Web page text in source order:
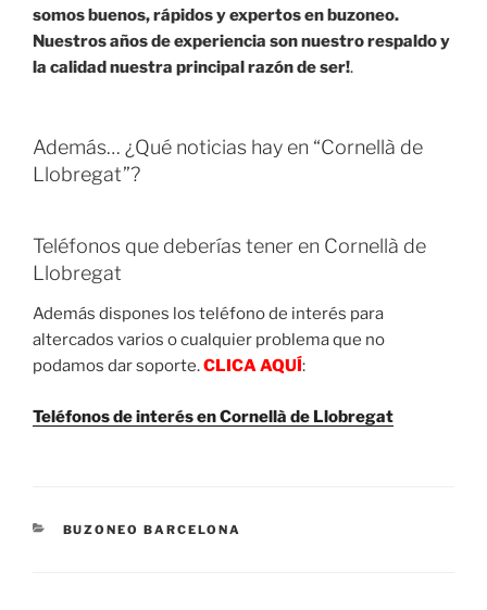
somos buenos, rápidos y expertos en buzoneo.
Nuestros años de experiencia son nuestro respaldo y
la calidad nuestra principal razón de ser!.
Además… ¿Qué noticias hay en “Cornellà de
Llobregat”?
Teléfonos que deberías tener en Cornellà de
Llobregat
Además dispones los teléfono de interés para
altercados varios o cualquier problema que no
podamos dar soporte.CLICA AQUÍ:
Teléfonos de interés en Cornellà de Llobregat
CATEGORIES
BUZONEO BARCELONA